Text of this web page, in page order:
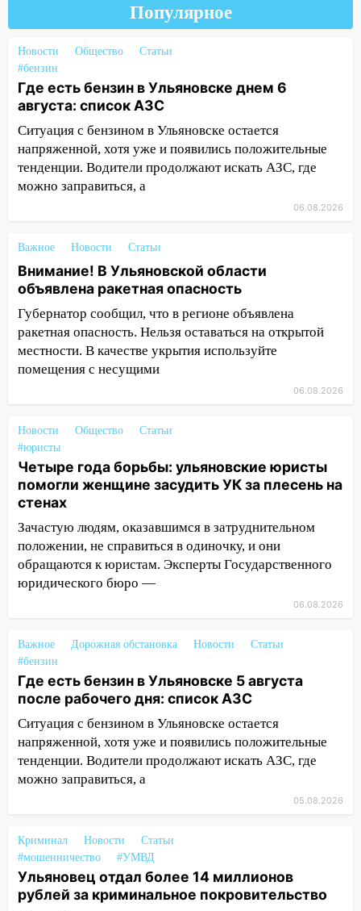
Где есть бензин в Ульяновске 5
августа после рабочего дня: список АЗС
17:05
«Обыск» по видеосвязи: в
Ульяновске задержали 19-летнюю
сообщницу мошенников
16:12 Едва не перерезал горло: в
Вешкайме посиделки с судимым
знакомым закончились для женщины
больницей
больницу
15:59 Ульяновец отдал более 14
миллионов рублей за криминальное
покровительство
15:32 На «кольце» кроссовер сбил 18-
летнего мопедиста
В Ульяновске после тройного ДТП
14:32
На Ульяновскую область
надвигается жара
14:08 Пешеход переходил по «зебре»:
подробности серьезной аварии на
13:30 В Димитровграде на улице
Трудовой горело здание
13:00
Водитель без прав врезался в
12:37
Переезжал «зебру» на
велосипеде и попал под колеса
12:18 Вспыхнул изнутри: в
Железнодорожном районе горела дача
11:33 В Засвияжье под колёса авто
попал мужчина
11:17
В Радищевском районе сгорели
11:00 В Канадее горел жилой дом
10:18 Губернатор Ульяновской области:
уничтожено четыре беспилотника в
регионе
Популярное
Новости Общество
Статьи
#бензин
Где есть бензин в Ульяновске днем 6
августа: список АЗС
Ситуация с бензином в Ульяновске остается
напряженной, хотя уже и появились положительные
тенденции. Водители продолжают искать АЗС, где
можно заправиться, а
06.08.2026
Важное Новости Статьи
Внимание! В Ульяновской области
объявлена ракетная опасность
Губернатор сообщил, что в регионе объявлена
ракетная опасность. Нельзя оставаться на открытой
местности. В качестве укрытия используйте
помещения с несущими
06.08.2026
Новости Общество
Статьи
#юристы
Четыре года борьбы: ульяновские юристы
помогли женщине засудить УК за плесень на
стенах
Зачастую людям, оказавшимся в затруднительном
положении, не справиться в одиночку, и они
обращаются к юристам. Эксперты Государственного
юридического бюро —
06.08.2026
Важное Дорожная обстановка Новости
Статьи
#бензин
Где есть бензин в Ульяновске 5 августа
после рабочего дня: список АЗС
Ситуация с бензином в Ульяновске остается
напряженной, хотя уже и появились положительные
тенденции. Водители продолжают искать АЗС, где
можно заправиться, а
05.08.2026
Криминал Новости
Статьи
#мошенничество
#УМВД
Ульяновец отдал более 14 миллионов
рублей за криминальное покровительство